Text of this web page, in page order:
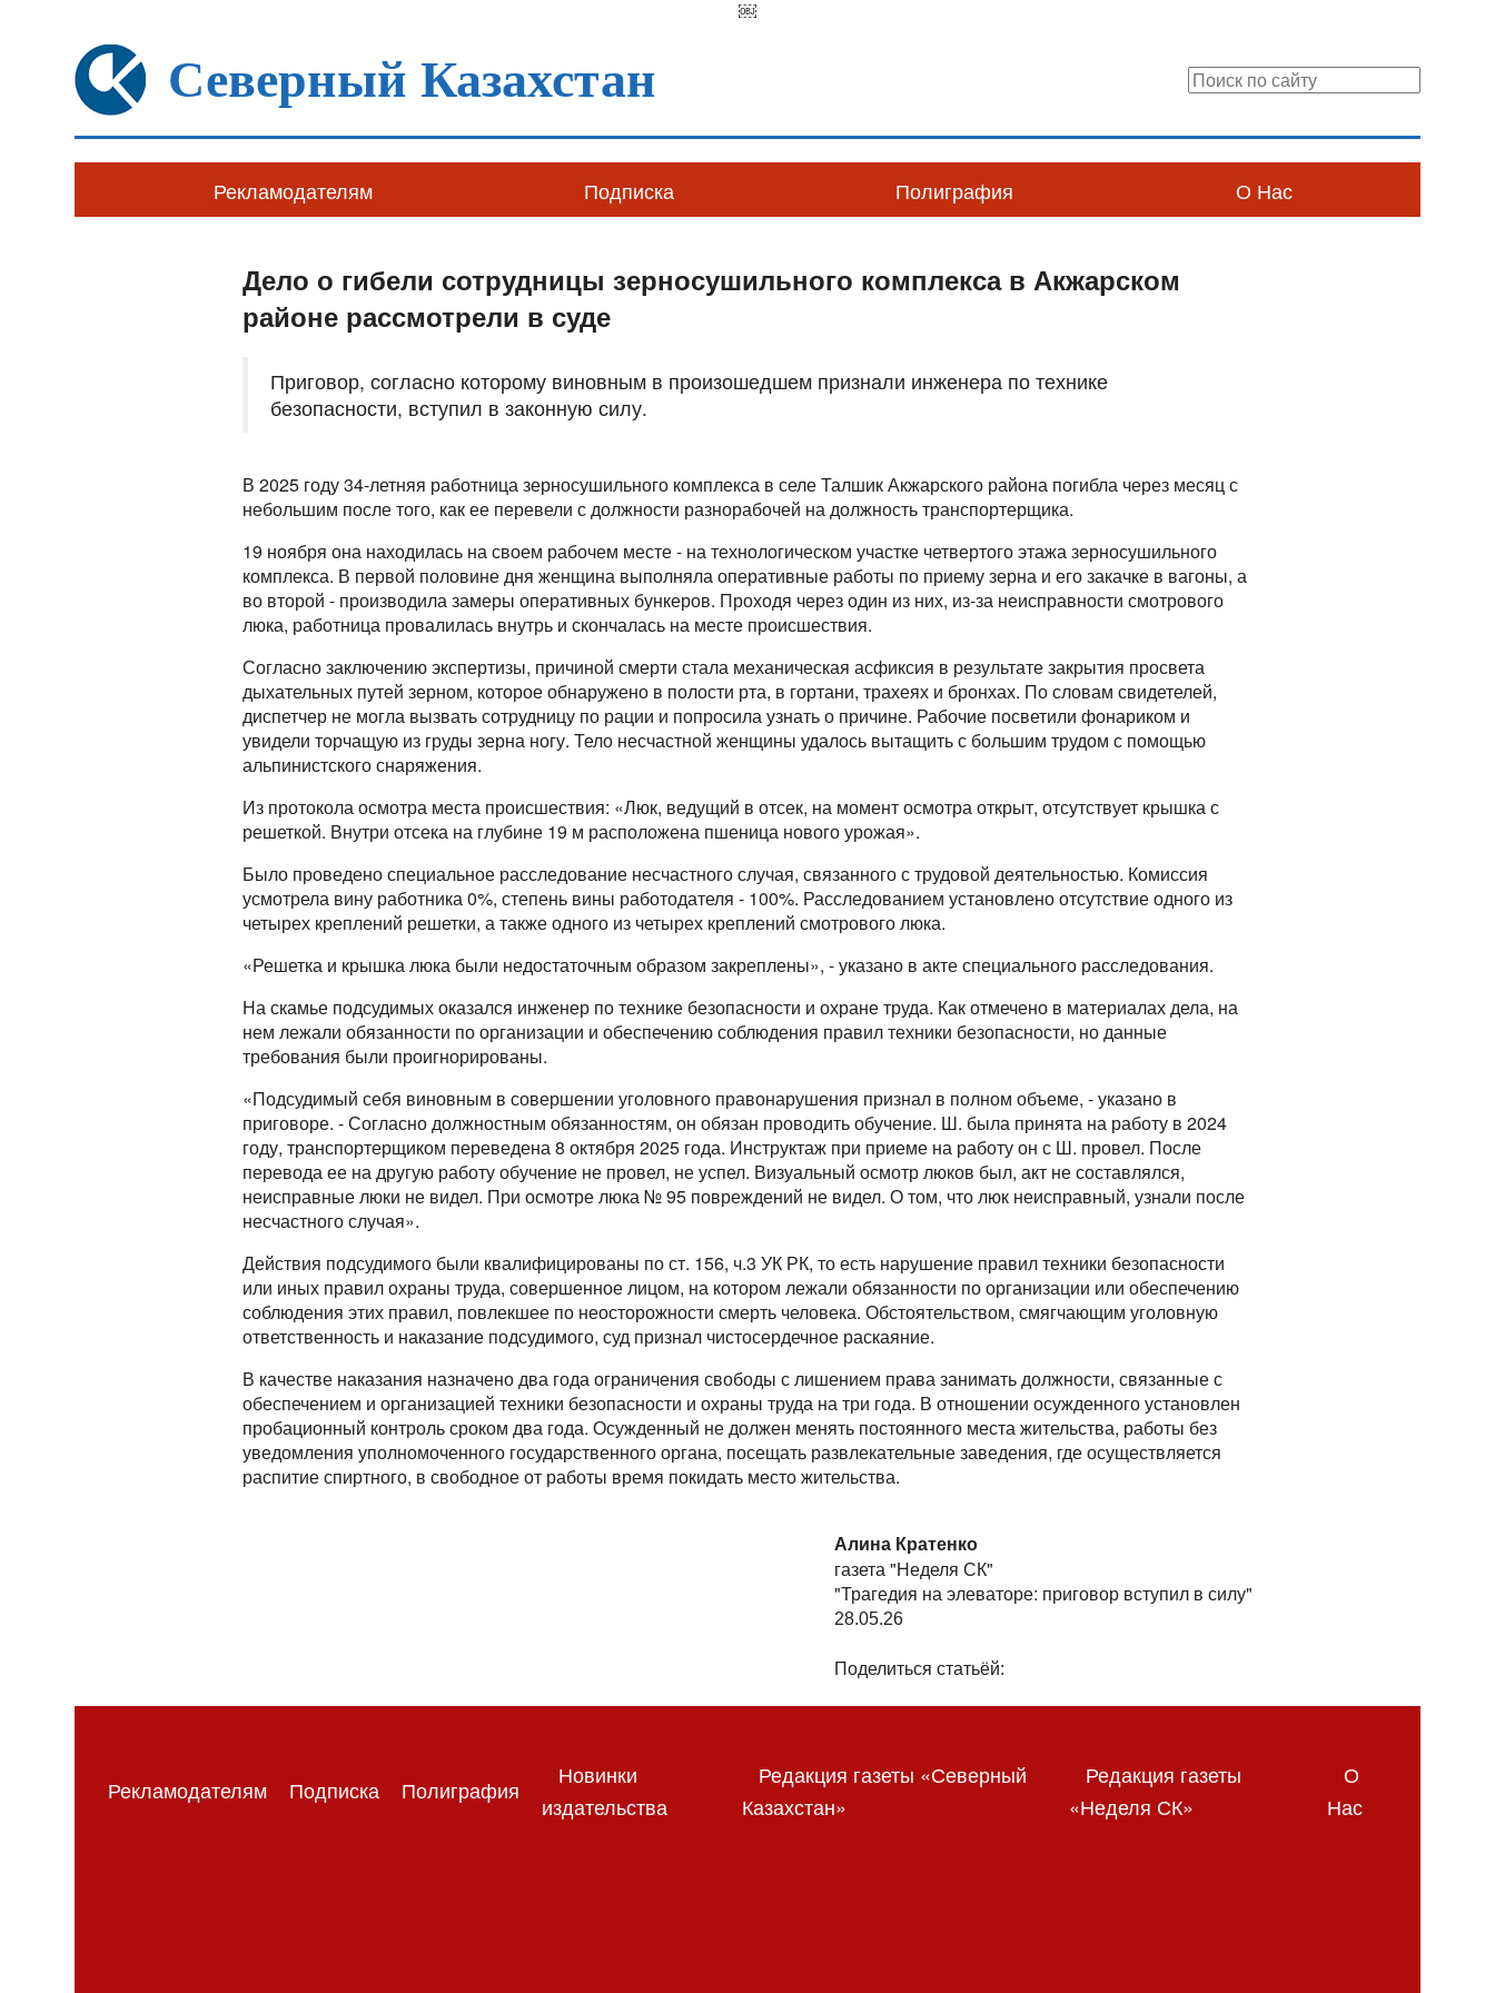
￼
Северный Казахстан
Рекламодателям Подписка Полиграфия О Нас
Дело о гибели сотрудницы зерносушильного комплекса в Акжарском
районе рассмотрели в суде
Приговор, согласно которому виновным в произошедшем признали инженера по технике
безопасности, вступил в законную силу.
В 2025 году 34-летняя работница зерносушильного комплекса в селе Талшик Акжарского района погибла через месяц с
небольшим после того, как ее перевели с должности разнорабочей на должность транспортерщика.
19 ноября она находилась на своем рабочем месте - на технологическом участке четвертого этажа зерносушильного
комплекса. В первой половине дня женщина выполняла оперативные работы по приему зерна и его закачке в вагоны, а
во второй - производила замеры оперативных бункеров. Проходя через один из них, из-за неисправности смотрового
люка, работница провалилась внутрь и скончалась на месте происшествия.
Согласно заключению экспертизы, причиной смерти стала механическая асфиксия в результате закрытия просвета
дыхательных путей зерном, которое обнаружено в полости рта, в гортани, трахеях и бронхах. По словам свидетелей,
диспетчер не могла вызвать сотрудницу по рации и попросила узнать о причине. Рабочие посветили фонариком и
увидели торчащую из груды зерна ногу. Тело несчастной женщины удалось вытащить с большим трудом с помощью
альпинистского снаряжения.
Из протокола осмотра места происшествия: «Люк, ведущий в отсек, на момент осмотра открыт, отсутствует крышка с
решеткой. Внутри отсека на глубине 19 м расположена пшеница нового урожая».
Было проведено специальное расследование несчастного случая, связанного с трудовой деятельностью. Комиссия
усмотрела вину работника 0%, степень вины работодателя - 100%. Расследованием установлено отсутствие одного из
четырех креплений решетки, а также одного из четырех креплений смотрового люка.
«Решетка и крышка люка были недостаточным образом закреплены», - указано в акте специального расследования.
На скамье подсудимых оказался инженер по технике безопасности и охране труда. Как отмечено в материалах дела, на
нем лежали обязанности по организации и обеспечению соблюдения правил техники безопасности, но данные
требования были проигнорированы.
«Подсудимый себя виновным в совершении уголовного правонарушения признал в полном объеме, - указано в
приговоре. - Согласно должностным обязанностям, он обязан проводить обучение. Ш. была принята на работу в 2024
году, транспортерщиком переведена 8 октября 2025 года. Инструктаж при приеме на работу он с Ш. провел. После
перевода ее на другую работу обучение не провел, не успел. Визуальный осмотр люков был, акт не составлялся,
неисправные люки не видел. При осмотре люка № 95 повреждений не видел. О том, что люк неисправный, узнали после
несчастного случая».
Действия подсудимого были квалифицированы по ст. 156, ч.3 УК РК, то есть нарушение правил техники безопасности
или иных правил охраны труда, совершенное лицом, на котором лежали обязанности по организации или обеспечению
соблюдения этих правил, повлекшее по неосторожности смерть человека. Обстоятельством, смягчающим уголовную
ответственность и наказание подсудимого, суд признал чистосердечное раскаяние.
В качестве наказания назначено два года ограничения свободы с лишением права занимать должности, связанные с
обеспечением и организацией техники безопасности и охраны труда на три года. В отношении осужденного установлен
пробационный контроль сроком два года. Осужденный не должен менять постоянного места жительства, работы без
уведомления уполномоченного государственного органа, посещать развлекательные заведения, где осуществляется
распитие спиртного, в свободное от работы время покидать место жительства.
Алина Кратенко
газета "Неделя СК"
"Трагедия на элеваторе: приговор вступил в силу"
28.05.26
Поделиться статьёй:
Рекламодателям Подписка Полиграфия
Новинки
издательства
Редакция газеты «Северный
Казахстан»
Редакция газеты
«Неделя СК»
О
Нас